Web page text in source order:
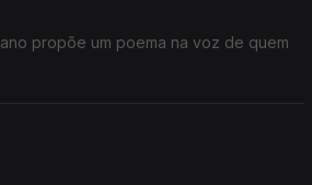
propõe um poema na voz de quem